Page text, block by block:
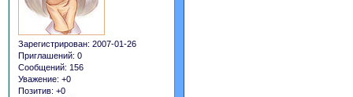
Зарегистрирован: 2007-01-26
Приглашений: 0
Сообщений: 156
Уважение: +0
Позитив: +0